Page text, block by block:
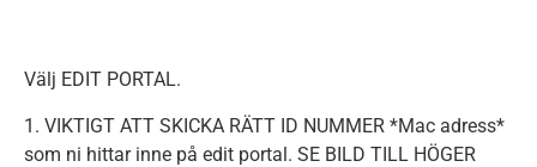
Välj EDIT PORTAL.
1. VIKTIGT ATT SKICKA RÄTT ID NUMMER *Mac adress*
som ni hittar inne på edit portal. SE BILD TILL HÖGER